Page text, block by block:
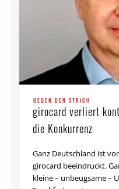
GEGEN DEN STRICH
girocard verliert
die Konkurrenz
Ganz Deutschland ist
girocard beeindruckt.
kleine – unbeugsame –